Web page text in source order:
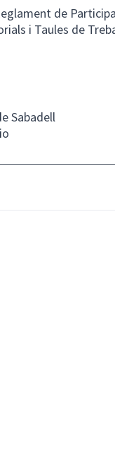
de
i Taules de
Sabadell